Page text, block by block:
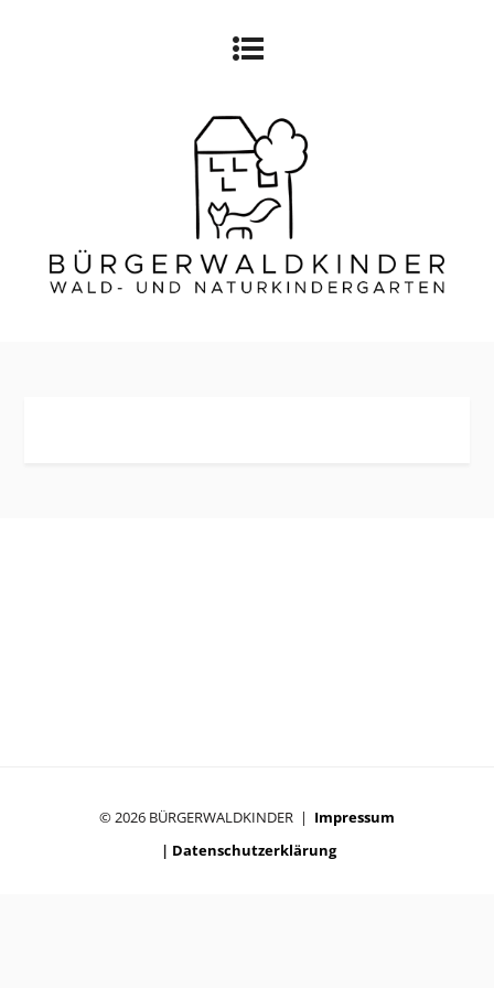
© 2026 BÜRGERWALDKINDER | Impressum
| Datenschutzerklärung